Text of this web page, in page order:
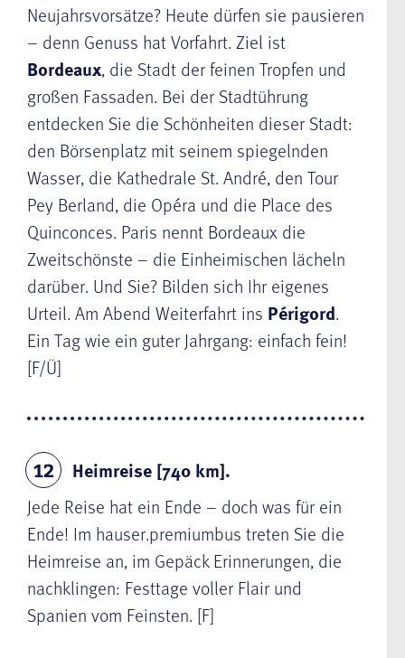
Neujahrsvorsätze? Heute dürfen sie pausieren
– denn Genuss hat Vorfahrt. Ziel ist
Bordeaux, die Stadt der feinen Tropfen und
großen Fassaden. Bei der Stadtührung
entdecken Sie die Schönheiten dieser Stadt:
den Börsenplatz mit seinem spiegelnden
Wasser, die Kathedrale St. André, den Tour
Pey Berland, die Opéra und die Place des
Quinconces. Paris nennt Bordeaux die
Zweitschönste – die Einheimischen lächeln
darüber. Und Sie? Bilden sich Ihr eigenes
Urteil. Am Abend Weiterfahrt ins Périgord.
Ein Tag wie ein guter Jahrgang: einfach fein!
[F/Ü]
12
Heimreise [740 km].
Jede Reise hat ein Ende – doch was für ein
Ende! Im hauser.premiumbus treten Sie die
Heimreise an, im Gepäck Erinnerungen, die
nachklingen: Festtage voller Flair und
Spanien vom Feinsten. [F]